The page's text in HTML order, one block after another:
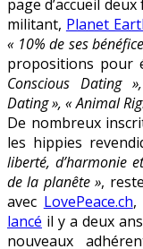
page d’accueil
militant, Planet
« 10% de ses
propositions pour
Conscious Dating
Dating », « Animal
De nombreux
les hippies
liberté, d’harmonie
de la planête », reste
avec LovePeace.ch,
lancé il y a deux
nouveaux